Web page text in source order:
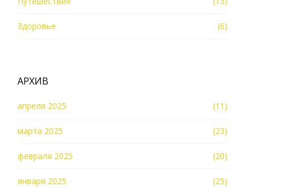
Здоровье (6)
АРХИВ
апреля 2025 (11)
марта 2025 (23)
февраля 2025 (20)
января 2025 (25)